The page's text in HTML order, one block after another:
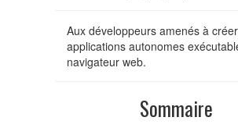
Aux développeurs amenés à
applications autonomes
navigateur web.
Sommaire